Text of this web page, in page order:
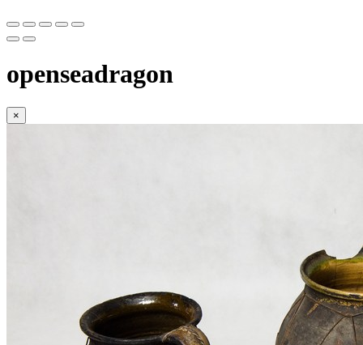
openseadragon
×